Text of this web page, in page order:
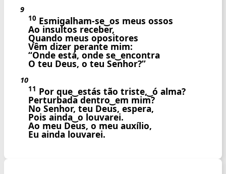
9
10 Esmigalham-se ͜ os meus ossos
Ao insultos receber,
Quando meus opositores
Vêm dizer perante mim:
“Onde está, onde se ͜ encontra
O teu Deus, o teu Senhor?”
10
11 Por que ͜ estás tão triste, ͜ ó alma?
Perturbada dentro ͜ em mim?
No Senhor, teu Deus, espera,
Pois ainda ͜ o louvarei.
Ao meu Deus, o meu auxílio,
Eu ainda louvarei.